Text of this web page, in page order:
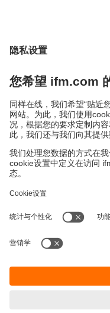
地点 (EN)
易福门电子(上海)有限公司
上海市浦东新区
盛夏路61弄1号楼6层
邮编: 201203
总机: 021 3813 4800
电子邮箱:info.cn@ifm.com
沪ICP备19047231号-1
沪公网安备31011502010310号
工作时间：
（节假日除外）